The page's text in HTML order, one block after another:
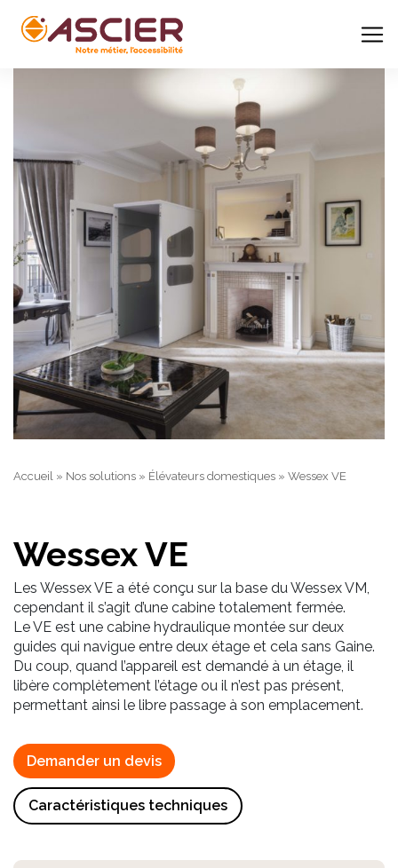
Accueil » Nos solutions » Élévateurs domestiques » Wessex VE
Wessex VE
Les Wessex VE a été conçu sur la base du Wessex VM,
cependant il s’agit d’une cabine totalement fermée.
Le VE est une cabine hydraulique montée sur deux
guides qui navigue entre deux étage et cela sans Gaine.
Du coup, quand l’appareil est demandé à un étage, il
libère complètement l’étage ou il n’est pas présent,
permettant ainsi le libre passage à son emplacement.
Demander un devis
Caractéristiques techniques